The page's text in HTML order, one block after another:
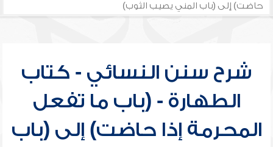
حاضت) إلى (باب المني يصيب الثوب)
شرح سنن النسائي - كتاب
الطهارة - (باب ما تفعل
المحرمة إذا حاضت) إلى (باب